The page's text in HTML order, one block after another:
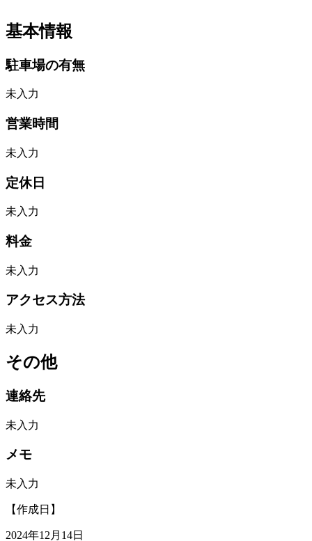
基本情報
駐車場の有無
未入力
営業時間
未入力
定休日
未入力
料金
未入力
アクセス方法
未入力
その他
連絡先
未入力
メモ
未入力
【作成日】
2024年12月14日